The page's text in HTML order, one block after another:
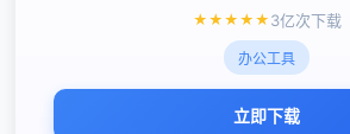
★ ★ ★ ★ ★ 3亿次下载
办公工具
立即下载